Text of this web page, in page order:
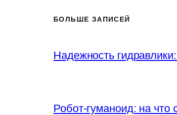
БОЛЬШЕ ЗАПИСЕЙ
Надежность
Робот-гуманоид: на что